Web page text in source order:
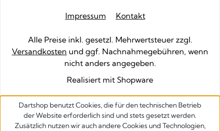
Impressum Kontakt
Alle Preise inkl. gesetzl. Mehrwertsteuer zzgl.
Versandkosten und ggf. Nachnahmegebühren, wenn
nicht anders angegeben.
Realisiert mit Shopware
Dartshop benutzt Cookies, die für den technischen Betrieb
der Website erforderlich sind und stets gesetzt werden.
Zusätzlich nutzen wir auch andere Cookies und Technologien,